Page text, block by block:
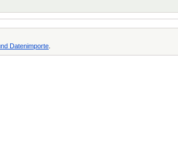
Datenimporte